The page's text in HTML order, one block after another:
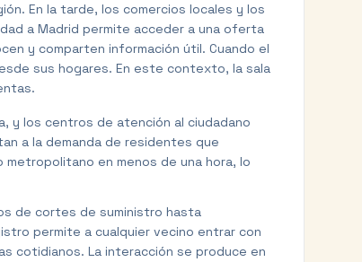
En la tarde, los comercios locales y los
a Madrid permite acceder a una oferta
y comparten información útil. Cuando el
sus hogares. En este contexto, la sala
y los centros de atención al ciudadano
a la demanda de residentes que
en menos de una hora, lo
de cortes de suministro hasta
permite a cualquier vecino entrar con
cotidianos. La interacción se produce en